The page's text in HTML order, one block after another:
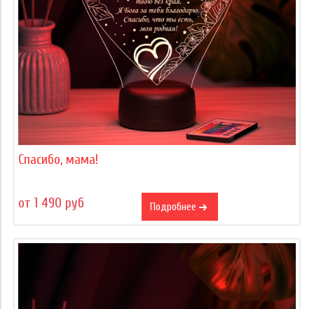
Спасибо, мама!
от 1 490 руб Подробнее